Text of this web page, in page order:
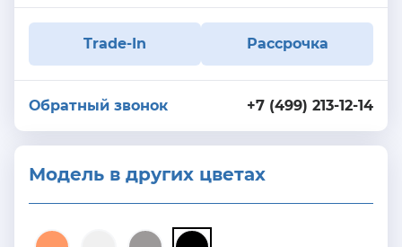
Trade-In Рассрочка
+7 (499) 213-12-14
Обратный звонок
Модель в других цветах